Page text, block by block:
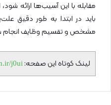
مقابله با این آسیب‌ها ارائه
باید در ابتدا به طور دقیق
مشخص و تقسیم وظایف انجام
لینک کوتاه این صفحه: j0ui